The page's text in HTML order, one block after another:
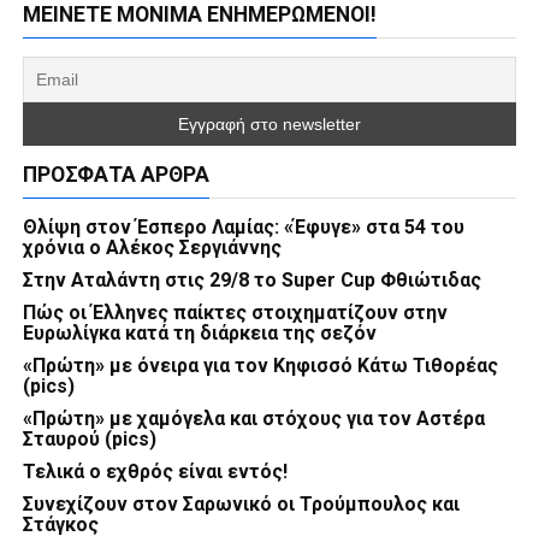
ΜΕΊΝΕΤΕ ΜΌΝΙΜΑ ΕΝΗΜΕΡΏΜΕΝΟΙ!
ΠΡΌΣΦΑΤΑ ΆΡΘΡΑ
Θλίψη στον Έσπερο Λαμίας: «Έφυγε» στα 54 του
χρόνια ο Αλέκος Σεργιάννης
Στην Αταλάντη στις 29/8 το Super Cup Φθιώτιδας
Πώς οι Έλληνες παίκτες στοιχηματίζουν στην
Ευρωλίγκα κατά τη διάρκεια της σεζόν
«Πρώτη» με όνειρα για τον Κηφισσό Κάτω Τιθορέας
(pics)
«Πρώτη» με χαμόγελα και στόχους για τον Αστέρα
Σταυρού (pics)
Τελικά ο εχθρός είναι εντός!
Συνεχίζουν στον Σαρωνικό οι Τρούμπουλος και
Στάγκος